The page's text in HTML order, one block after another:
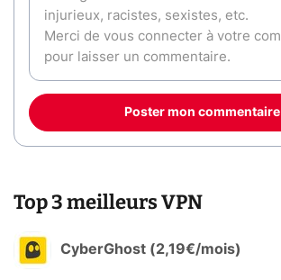
Poster mon commentaire
Top 3 meilleurs VPN
CyberGhost (2,19€/mois)